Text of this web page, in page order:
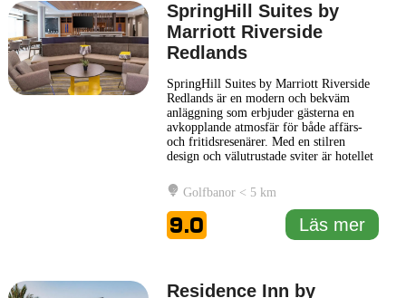
SpringHill Suites by
Marriott Riverside
Redlands
SpringHill Suites by Marriott Riverside
Redlands är en modern och bekväm
anläggning som erbjuder gästerna en
avkopplande atmosfär för både affärs-
och fritidsresenärer. Med en stilren
design och välutrustade sviter är hotellet
och funktionell upplevelse. Varje svit är
försedd med en separerad arbets- och
sovdel, vilket ger gästerna möjlighet att
arbeta effektivt
... Läs mer
Golfbanor < 5 km
9.0 Läs mer
Residence Inn by